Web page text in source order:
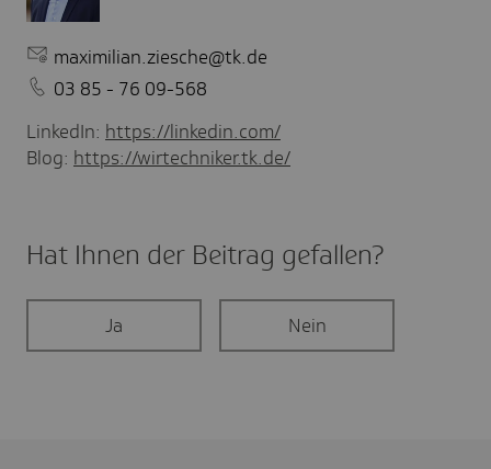
maximilian.ziesche@tk.de
03 85 - 76 09-568
LinkedIn: https://linkedin.com/
Blog: https://wirtechniker.tk.de/
Hat Ihnen der Beitrag gefal­len?
Ja Nein